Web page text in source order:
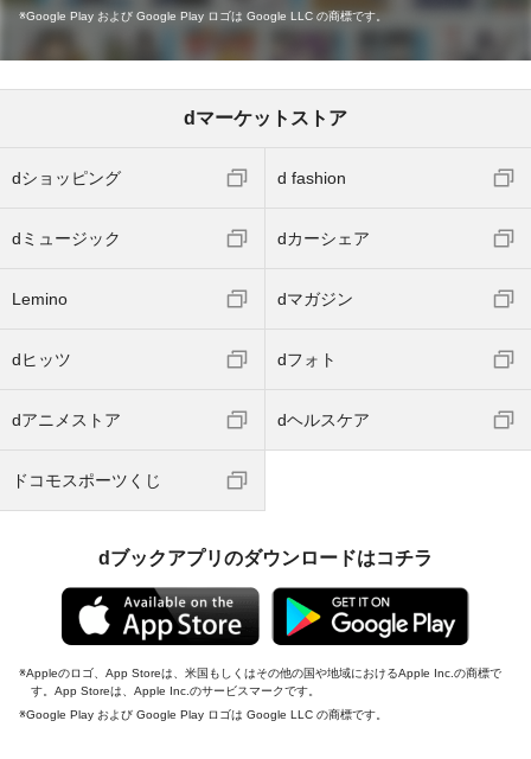
Google Play および Google Play ロゴは Google LLC の商標です。
dマーケットストア
dショッピング d fashion
dミュージック dカーシェア
Lemino dマガジン
dヒッツ dフォト
dアニメストア dヘルスケア
ドコモスポーツくじ
dブックアプリのダウンロードはコチラ
Appleのロゴ、App Storeは、米国もしくはその他の国や地域におけるApple Inc.の商標で
す。App Storeは、Apple Inc.のサービスマークです。
Google Play および Google Play ロゴは Google LLC の商標です。